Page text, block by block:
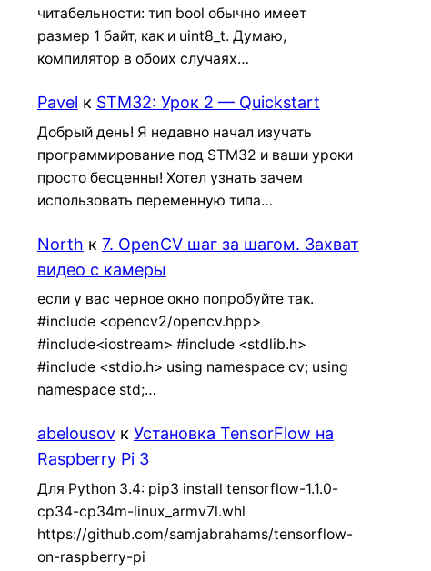
читабельности: тип bool обычно имеет
размер 1 байт, как и uint8_t. Думаю,
компилятор в обоих случаях…
Pavel к STM32: Урок 2 — Quickstart
Добрый день! Я недавно начал изучать
программирование под STM32 и ваши уроки
просто бесценны! Хотел узнать зачем
использовать переменную типа…
North к 7. OpenCV шаг за шагом. Захват
видео с камеры
если у вас черное окно попробуйте так.
#include <opencv2/opencv.hpp>
#include<iostream> #include <stdlib.h>
#include <stdio.h> using namespace cv; using
namespace std;…
abelousovк Установка TensorFlow на
Raspberry Pi 3
Для Python 3.4: pip3 install tensorflow-1.1.0-
cp34-cp34m-linux_armv7l.whl
https://github.com/samjabrahams/tensorflow-
on-raspberry-pi